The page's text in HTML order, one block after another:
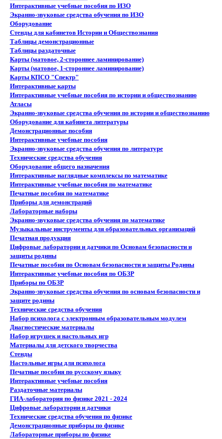
Интерактивные учебные пособия по ИЗО
Экранно-звуковые средства обучения по ИЗО
Оборудование
Стенды для кабинетов Истории и Обществознания
Таблицы демонстрационные
Таблицы раздаточные
Карты (матовое, 2-стороннее ламинирование)
Карты (матовое, 1-стороннее ламинирование)
Карты КПСО "Спектр"
Интерактивные карты
Интерактивные учебные пособия по истории и обществознанию
Атласы
Экранно-звуковые средства обучения по истории и обществознанию
Оборудование для кабинета литературы
Демонстрационные пособия
Интерактивные учебные пособия
Экранно-звуковые средства обучения по литературе
Технические средства обучения
Оборудование общего назначения
Интерактивные наглядные комплексы по математике
Интерактивные учебные пособия по математике
Печатные пособия по математике
Приборы для демонстраций
Лабораторные наборы
Экранно-звуковые средства обучения по математике
Музыкальные инструменты для образовательных организаций
Печатная продукция
Цифровые лаборатории и датчики по Основам безопасности и
защиты родины
Печатные пособия по Основам безопасности и защиты Родины
Интерактивные учебные пособия по ОБЗР
Приборы по ОБЗР
Экранно-звуковые средства обучения по основам безопасности и
защите родины
Технические средства обучения
Набор психолога с электронным образовательным модулем
Диагностические материалы
Набор игрушек и настольных игр
Материалы для детского творчества
Стенды
Настольные игры для психолога
Печатные пособия по русскому языку
Интерактивные учебные пособия
Раздаточные материалы
ГИА-лаборатория по физике 2021 - 2024
Цифровые лаборатории и датчики
Технические средства обучения по физике
Демонстрационные приборы по физике
Лабораторные приборы по физике